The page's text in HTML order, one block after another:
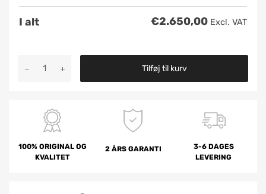
I alt €2.650,00 Excl. VAT
Tilføj til kurv
100% ORIGINAL OG
KVALITET
2 ÅRS GARANTI
3-6 DAGES
LEVERING